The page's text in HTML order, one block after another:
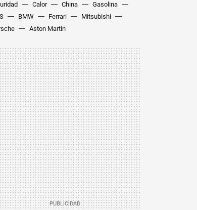
Calor China
Gasolina
BMW Ferrari
Mitsubishi
Aston Martin